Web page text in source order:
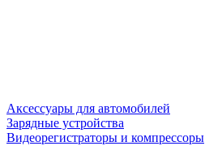
Аксессуары для автомобилей
Зарядные устройства
Видеорегистраторы и компрессоры